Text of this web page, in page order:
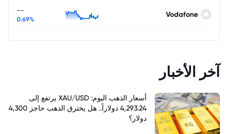
Vodafone
--
0.69%
آخر الأخبار
أسعار الذهب اليوم: XAU/USD يرتفع إلى
4,293.24 دولاراً.. هل يخترق الذهب حاجز 4,300
دولار؟